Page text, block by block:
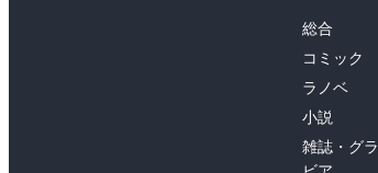
総合
コミック
ラノベ
小説
雑誌・グラ